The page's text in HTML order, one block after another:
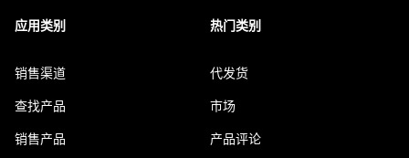
应用类别
销售渠道
查找产品
销售产品
热门类别
代发货
市场
产品评论